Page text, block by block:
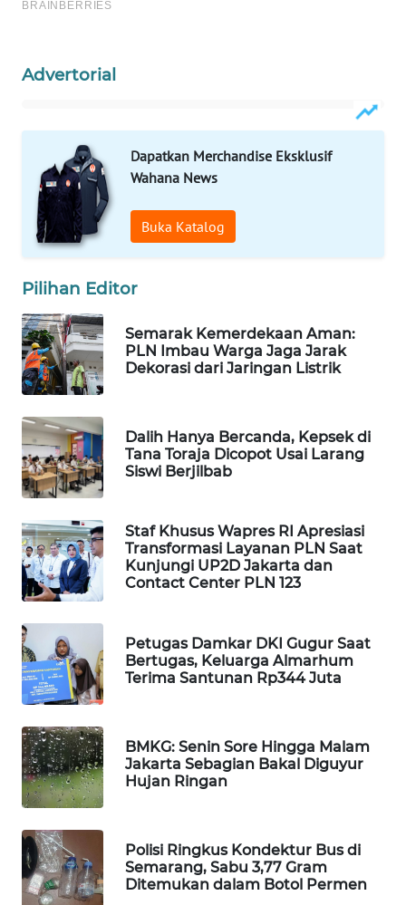
Advertorial
Dapatkan Merchandise Eksklusif
Wahana News
Buka Katalog
Pilihan Editor
Semarak Kemerdekaan Aman:
PLN Imbau Warga Jaga Jarak
Dekorasi dari Jaringan Listrik
Dalih Hanya Bercanda, Kepsek di
Tana Toraja Dicopot Usai Larang
Siswi Berjilbab
Staf Khusus Wapres RI Apresiasi
Transformasi Layanan PLN Saat
Kunjungi UP2D Jakarta dan
Contact Center PLN 123
Petugas Damkar DKI Gugur Saat
Bertugas, Keluarga Almarhum
Terima Santunan Rp344 Juta
BMKG: Senin Sore Hingga Malam
Jakarta Sebagian Bakal Diguyur
Hujan Ringan
Polisi Ringkus Kondektur Bus di
Semarang, Sabu 3,77 Gram
Ditemukan dalam Botol Permen
TV
ID
CO ID
WAHANANEWS
NET
WAHANA
SPORT
WAHANA
UMKM
WAHANA
WAHANA
PERSONA
WAHANA
OTOMOTIF
WAHANA
WAHANA
DESA
WISATA
LAPAK
WAHANA
Wahana
Network
KONSUMEN
LISTRIK